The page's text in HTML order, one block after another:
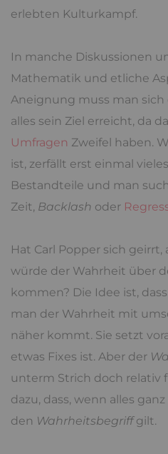
erlebten Kulturkampf.
In manche Diskussionen
Mathematik und etliche
Aneignung muss man sich
alles sein Ziel erreicht, da
Umfragen Zweifel haben.
ist, zerfällt erst einmal
Bestandteile und man
Zeit, Backlash oder
Hat Carl Popper sich geirrt,
würde der Wahrheit über
kommen? Die Idee ist,
man der Wahrheit mit
näher kommt. Sie setzt
etwas Fixes ist. Aber der
unterm Strich doch relativ
dazu, dass, wenn alles
den Wahrheitsbegriffgilt.